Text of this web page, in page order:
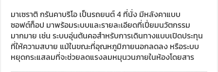
มาเซราติ กรันคาบริโอ เป็นรถยนต์ 4 ที่นั่ง มีหลังคาแบบ
ซอฟต์ท็อป มาพร้อมระบบและรายละเอียดที่เปี่ยมนวัตกรรม
มากมาย เช่น ระบบอุ่นต้นคอสำหรับการเดินทางแบบเปิดประทุน
ที่ให้ความสบาย แม้ในขณะที่อุณหภูมิภายนอกลดลง หรือระบบ
หยุดกระแสลมที่จะช่วยลดแรงลมหมุนวนภายในห้องโดยสาร